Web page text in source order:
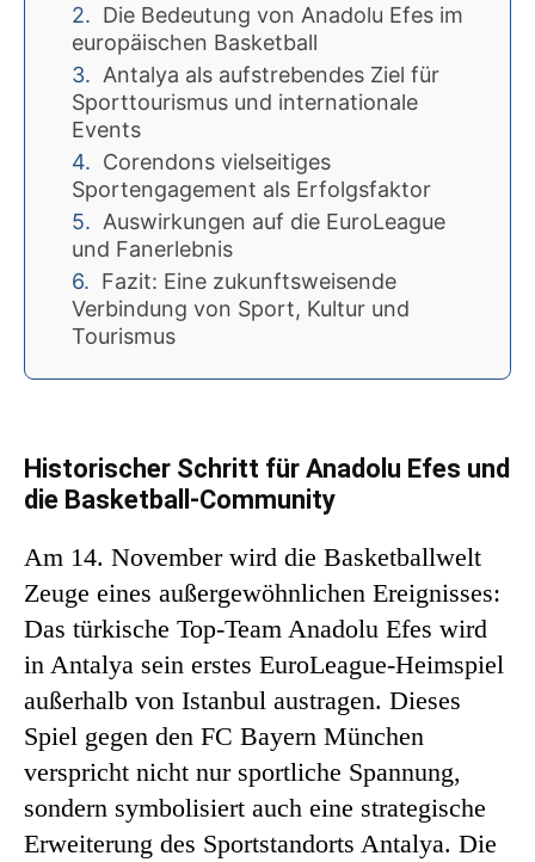
Die Bedeutung von Anadolu Efes im
europäischen Basketball
Antalya als aufstrebendes Ziel für
Sporttourismus und internationale
Events
Corendons vielseitiges
Sportengagement als Erfolgsfaktor
Auswirkungen auf die EuroLeague
und Fanerlebnis
Fazit: Eine zukunftsweisende
Verbindung von Sport, Kultur und
Tourismus
Historischer Schritt für Anadolu Efes und
die Basketball-Community
Am 14. November wird die Basketballwelt
Zeuge eines außergewöhnlichen Ereignisses:
Das türkische Top-Team Anadolu Efes wird
in Antalya sein erstes EuroLeague-Heimspiel
außerhalb von Istanbul austragen. Dieses
Spiel gegen den FC Bayern München
verspricht nicht nur sportliche Spannung,
sondern symbolisiert auch eine strategische
Erweiterung des Sportstandorts Antalya. Die